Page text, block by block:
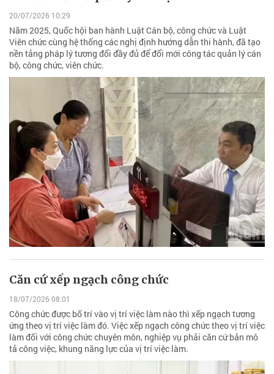
20/07/2026 10:29
Năm 2025, Quốc hội ban hành Luật Cán bộ, công chức và Luật
Viên chức cùng hệ thống các nghị định hướng dẫn thi hành, đã tạo
nền tảng pháp lý tương đối đầy đủ để đổi mới công tác quản lý cán
bộ, công chức, viên chức.
Căn cứ xếp ngạch công chức
18/07/2026 08:01
Công chức được bố trí vào vị trí việc làm nào thì xếp ngạch tương
ứng theo vị trí việc làm đó. Việc xếp ngạch công chức theo vị trí việc
làm đối với công chức chuyên môn, nghiệp vụ phải căn cứ bản mô
tả công việc, khung năng lực của vị trí việc làm.